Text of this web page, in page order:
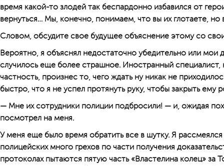
время какой-то злодей так беспардонно избавился от
вернуться… Мы, конечно, понимаем, что вы их глотаете,
Словом, обсудите свое будущее объяснение этому со
Вероятно, я объяснял недостаточно убедительно или мои
случилось еще более страшное. Иностранный специалист,
частность, произнес то, чего ждать ну никак не
быстро, что я не успел протянуть руку, чтобы закрыть ему
— Мне их сотрудники полиции подбросили! — и, ожидая
посмотрел на меня.
У меня еще было время обратить все в шутку. Я
полицейских много грехов по части получения
протоколах пытаются пятую часть «Властелина колец» за